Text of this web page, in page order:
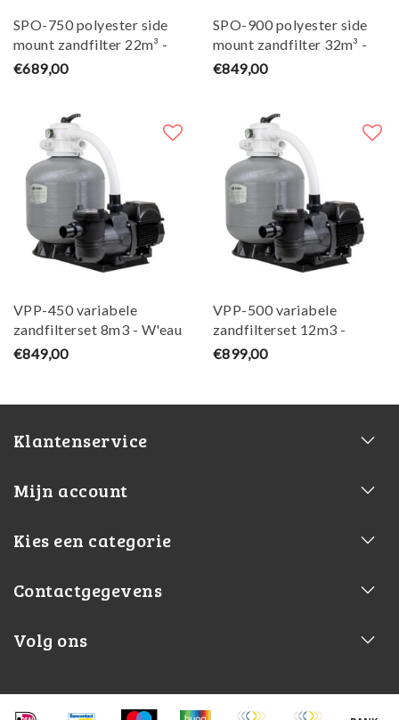
SPO-750 polyester side
mount zandfilter 22m³ -
W'eau
€689,00
SPO-900 polyester side
mount zandfilter 32m³ -
W'eau
€849,00
VPP-450 variabele
zandfilterset 8m3 - W'eau
€849,00
VPP-500 variabele
zandfilterset 12m3 -
W'eau
€899,00
Klantenservice
Mijn account
Kies een categorie
Contactgegevens
Volg ons